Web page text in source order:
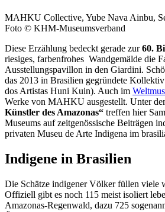
MAHKU Collective, Yube Nava Ainbu,
Foto © KHM-Museumsverband
Diese Erzählung bedeckt gerade zur60.
riesiges, farbenfrohes Wandgemälde die
Ausstellungspavillon in den Giardini.
das 2013 in Brasilien gegründete Kollektiv
dos Artistas Huni Kuin). Auch im
Werke von MAHKU ausgestellt. Unter
Künstler des Amazonas“ treffen hier
Museums auf zeitgenössische Beiträgen
privaten Museu de Arte Indigena im
Indigene in Brasilien
Die Schätze indigener Völker füllen viele
Offiziell gibt es noch 115 meist isoliert
Amazonas-Regenwald, dazu 725